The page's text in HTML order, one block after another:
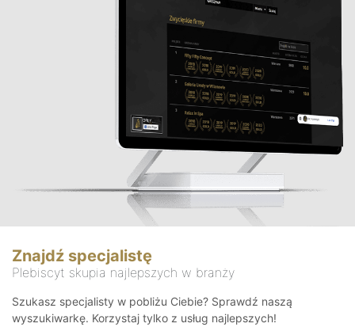
Znajdź specjalistę
Plebiscyt skupia najlepszych w branży
Szukasz specjalisty w pobliżu Ciebie? Sprawdź naszą
wyszukiwarkę. Korzystaj tylko z usług najlepszych!